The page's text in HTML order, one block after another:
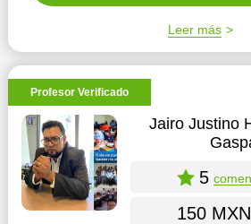
Leer más
Profesor Verificado
Jairo Justino
5
150